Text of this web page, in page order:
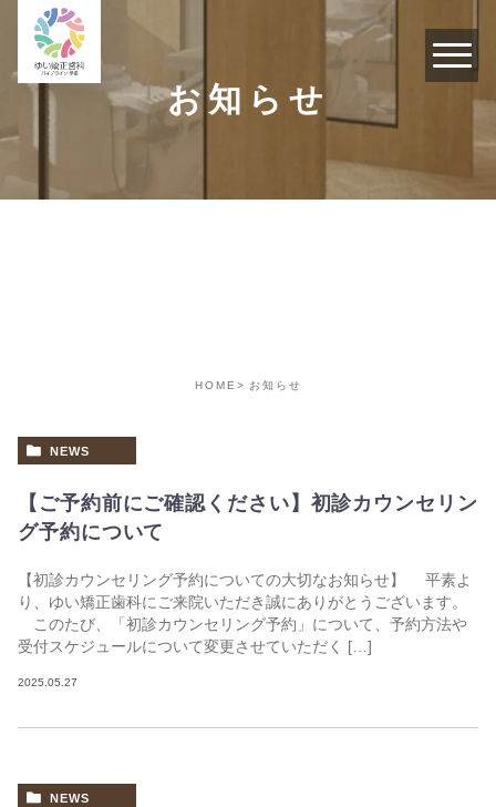
お知らせ
HOME お知らせ
NEWS
【ご予約前にご確認ください】初診カウンセリン
グ予約について
【初診カウンセリング予約についての大切なお知らせ】 平素よ
り、ゆい矯正歯科にご来院いただき誠にありがとうございます。
このたび、「初診カウンセリング予約」について、予約方法や
受付スケジュールについて変更させていただく […]
2025.05.27
NEWS